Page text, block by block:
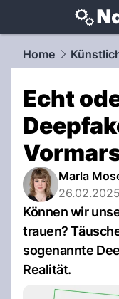
Home
Echt
Marla
Können wir
trauen?
sogenannte
Realität.